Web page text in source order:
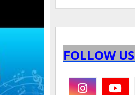
FOLLOW US